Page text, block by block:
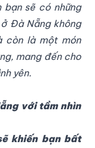
sẽ có những
Đà Nẵng không
còn là một món
mang đến cho
yên.
với tầm nhìn
khiến bạn bất